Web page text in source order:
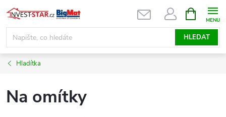
Přejít
na
obsah
HLEDAT
NÁKUPNÍ
KOŠÍK
Hladítka
Na omítky